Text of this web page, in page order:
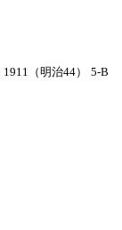
1911（明治44） 5-B